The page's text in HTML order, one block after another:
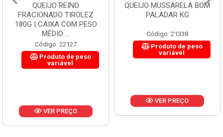
QUEIJO REINO
FRACIONADO TIROLEZ
180G | CAIXA COM PESO
MÉDIO ...
Código: 22127
Produto de peso
variável
VER PREÇO
QUEIJO MUSSARELA BOM
PALADAR KG
Código: 21338
Produto de peso
variável
VER PREÇO